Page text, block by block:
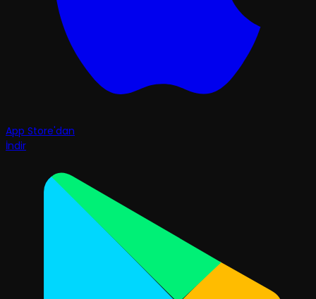
App Store'dan
İndir